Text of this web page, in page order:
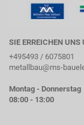
SIE ERREICHEN UNS
+495493 / 6075801
metallbau@ms-
Montag - Donnerstag
08:00 - 13:00